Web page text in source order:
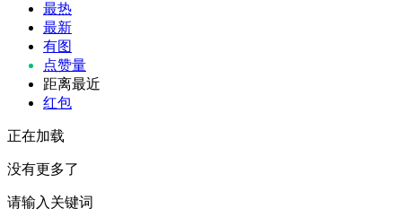
最热
最新
有图
点赞量
距离最近
红包
正在加载
没有更多了
请输入关键词